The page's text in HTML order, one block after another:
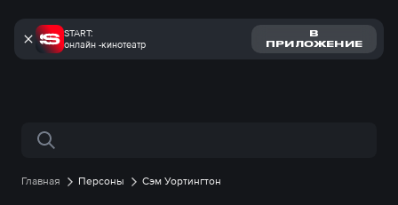
START:
онлайн -кинотеатр
В
ПРИЛОЖЕНИЕ
Поиск по сайту
Главная Персоны Сэм Уортингтон